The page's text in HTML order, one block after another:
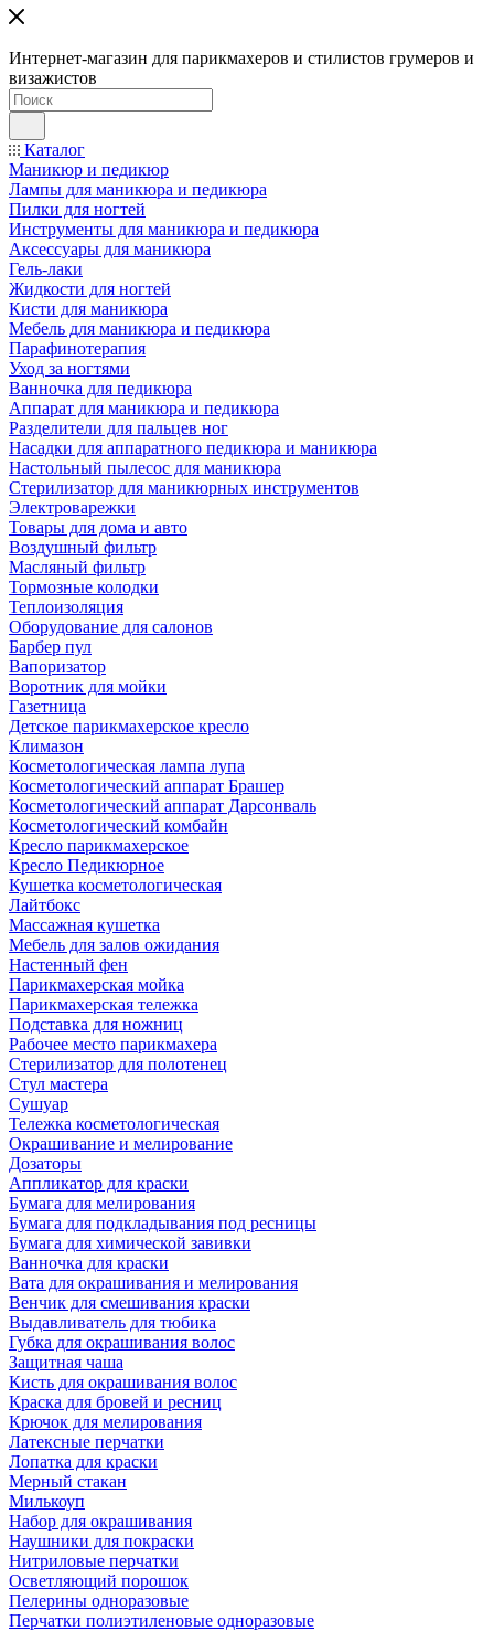
Интернет-магазин для парикмахеров и стилистов грумеров и
визажистов
Каталог
Маникюр и педикюр
Лампы для маникюра и педикюра
Пилки для ногтей
Инструменты для маникюра и педикюра
Аксессуары для маникюра
Гель-лаки
Жидкости для ногтей
Кисти для маникюра
Мебель для маникюра и педикюра
Парафинотерапия
Уход за ногтями
Ванночка для педикюра
Аппарат для маникюра и педикюра
Разделители для пальцев ног
Насадки для аппаратного педикюра и маникюра
Настольный пылесос для маникюра
Стерилизатор для маникюрных инструментов
Электроварежки
Товары для дома и авто
Воздушный фильтр
Масляный фильтр
Тормозные колодки
Теплоизоляция
Оборудование для салонов
Барбер пул
Вапоризатор
Воротник для мойки
Газетница
Детское парикмахерское кресло
Климазон
Косметологическая лампа лупа
Косметологический аппарат Брашер
Косметологический аппарат Дарсонваль
Косметологический комбайн
Кресло парикмахерское
Кресло Педикюрное
Кушетка косметологическая
Лайтбокс
Массажная кушетка
Мебель для залов ожидания
Настенный фен
Парикмахерская мойка
Парикмахерская тележка
Подставка для ножниц
Рабочее место парикмахера
Стерилизатор для полотенец
Стул мастера
Сушуар
Тележка косметологическая
Окрашивание и мелирование
Дозаторы
Аппликатор для краски
Бумага для мелирования
Бумага для подкладывания под ресницы
Бумага для химической завивки
Ванночка для краски
Вата для окрашивания и мелирования
Венчик для смешивания краски
Выдавливатель для тюбика
Губка для окрашивания волос
Защитная чаша
Кисть для окрашивания волос
Краска для бровей и ресниц
Крючок для мелирования
Латексные перчатки
Лопатка для краски
Мерный стакан
Милькоуп
Набор для окрашивания
Наушники для покраски
Нитриловые перчатки
Осветляющий порошок
Пелерины одноразовые
Перчатки полиэтиленовые одноразовые